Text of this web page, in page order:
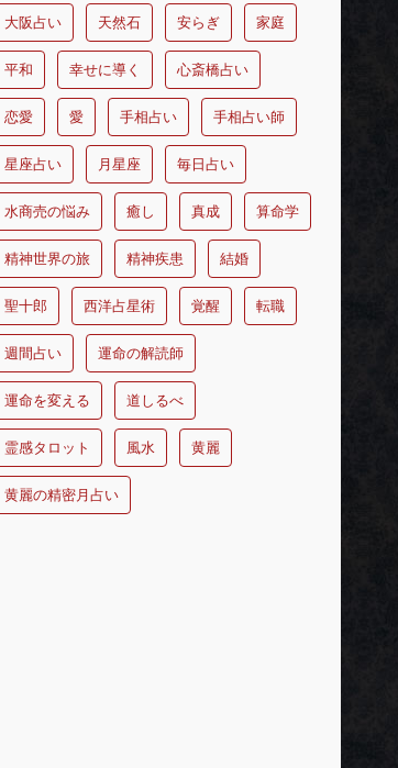
大阪占い 天然石 安らぎ 家庭
平和 幸せに導く 心斎橋占い
恋愛 愛 手相占い 手相占い師
星座占い 月星座 毎日占い
水商売の悩み 癒し 真成 算命学
精神世界の旅 精神疾患 結婚
聖十郎 西洋占星術 覚醒 転職
週間占い 運命の解読師
運命を変える 道しるべ
霊感タロット 風水 黄麗
黄麗の精密月占い